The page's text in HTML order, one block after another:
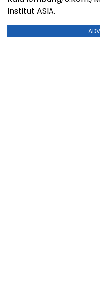
Institut ASIA.